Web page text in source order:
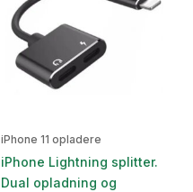
iPhone 11 opladere
iPhone Lightning splitter.
Dual opladning og